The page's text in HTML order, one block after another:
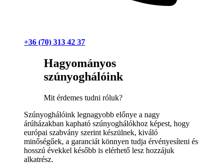
+36 (70) 313 42 37
Hagyományos
szúnyoghálóink
Mit érdemes tudni róluk?
Szúnyoghálóink legnagyobb előnye a nagy
árúházakban kapható szúnyoghálókhoz képest, hogy
európai szabvány szerint készülnek, kiváló
minőségűek, a garanciát könnyen tudja érvényesíteni és
hosszú évekkel később is elérhető lesz hozzájuk
alkatrész.